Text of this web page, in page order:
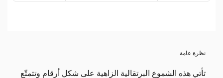
نظرة عامة
تأتي هذه الشموع البرتقالية الزاهية على شكل أرقام وتتمتّع